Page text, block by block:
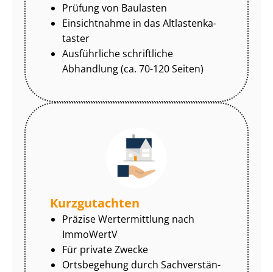
Prüfung von Baulasten
Einsichtnahme in das Alt­las­ten­ka­
tas­ter
Ausführliche schriftliche
Abhandlung (ca. 70-120 Seiten)
Kurzgutachten
Präzise Wertermittlung nach
ImmoWertV
Für private Zwecke
Ortsbegehung durch Sach­ver­stän­